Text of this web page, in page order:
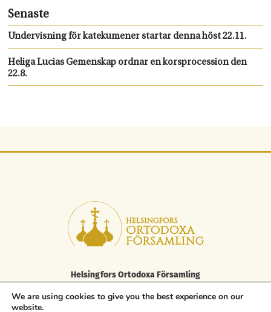
Senaste
Undervisning för katekumener startar denna höst 22.11.
Heliga Lucias Gemenskap ordnar en korsprocession den
22.8.
Helsingfors Ortodoxa Församling
Elisabetsgatan 29 A, 00170 Helsingfors
tfn 09 85 646 100, fax. 09 85 646 250
We are using cookies to give you the best experience on our
website.